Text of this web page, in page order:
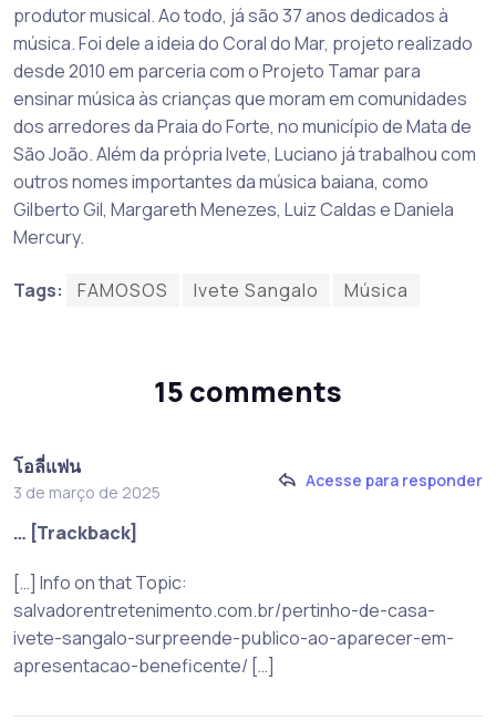
produtor musical. Ao todo, já são 37 anos dedicados à
música. Foi dele a ideia do Coral do Mar, projeto realizado
desde 2010 em parceria com o Projeto Tamar para
ensinar música às crianças que moram em comunidades
dos arredores da Praia do Forte, no município de Mata de
São João. Além da própria Ivete, Luciano já trabalhou com
outros nomes importantes da música baiana, como
Gilberto Gil, Margareth Menezes, Luiz Caldas e Daniela
Mercury.
Tags: FAMOSOS Ivete Sangalo Música
15 comments
โอลี่แฟน
3 de março de 2025
Acesse para responder
… [Trackback]
[…] Info on that Topic:
salvadorentretenimento.com.br/pertinho-de-casa-
ivete-sangalo-surpreende-publico-ao-aparecer-em-
apresentacao-beneficente/ […]